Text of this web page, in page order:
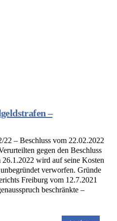
–
– Beschluss vom 22.02.2022
gegen den Beschluss
wird auf seine Kosten
verworfen. Gründe
Freiburg vom 12.7.2021
beschränkte –